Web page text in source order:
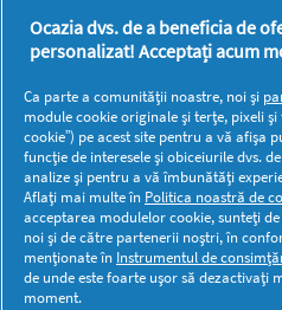
DOCUMENTE LEGALE
Mai multă inspirație
Drepturi de autor © 2026 P&G.
Ocazia dvs. de a beneficia de
personalizat! Acceptați acum
Ca parte a comunității noastre, noi și
module cookie originale și terțe, pixeli
cookie”) pe acest site pentru a vă afișa
funcție de interesele și obiceiurile dvs.
analize și pentru a vă îmbunătăți
Aflați mai multe în Politica noastră de
acceptarea modulelor cookie, sunteți
noi și de către partenerii noștri, în
menționate în Instrumentul de
de unde este foarte ușor să dezactivați
moment.